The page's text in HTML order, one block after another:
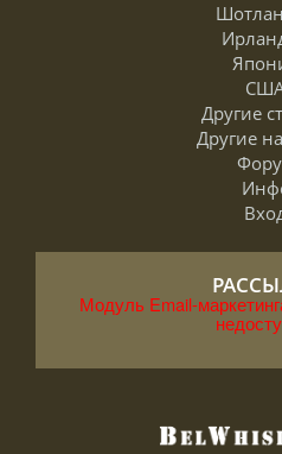
Другие
Другие
Модуль Email-